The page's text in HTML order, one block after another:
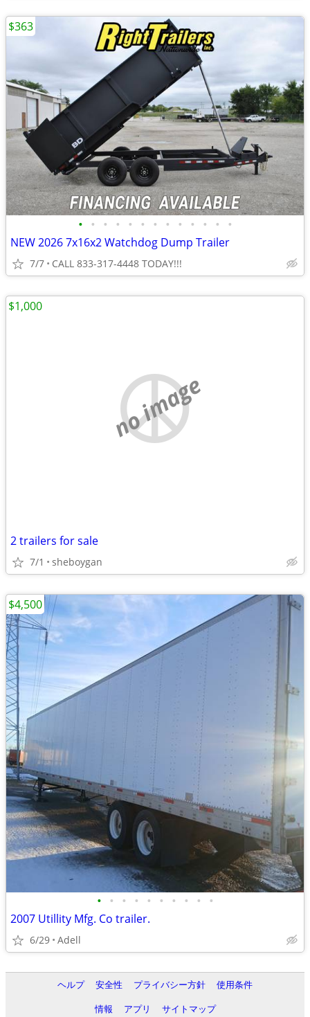
• • • • • • • • • • • • •
NEW 2026 7x16x2 Watchdog Dump Trailer
7/7 CALL 833-317-4448 TODAY!!!
$363
no image
2 trailers for sale
7/1 sheboygan
$1,000
• • • • • • • • • •
2007 Utillity Mfg. Co trailer.
6/29 Adell
$4,500
ヘルプ 安全性 プライバシー方針
使用条件
情報
アプリ サイトマップ